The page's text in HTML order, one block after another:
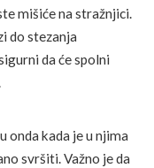
mišiće na stražnjici.
do stezanja
da će spolni
onda kada je u njima
svršiti. Važno je da